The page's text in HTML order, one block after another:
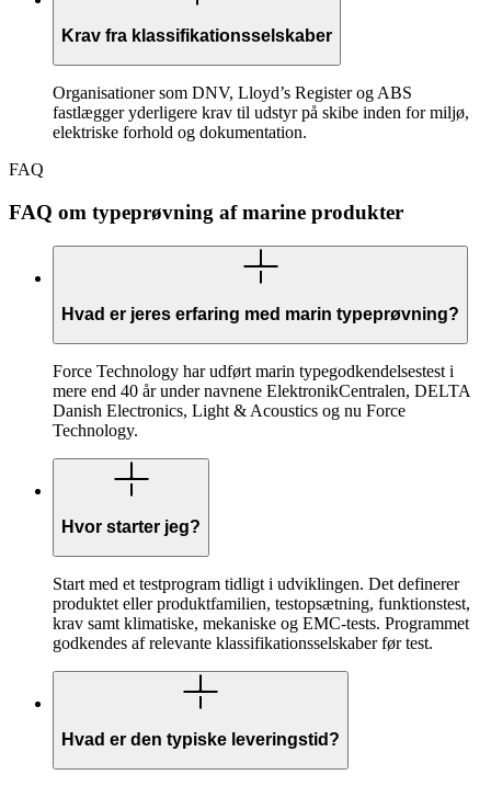
Krav fra klassifikationsselskaber
Organisationer som DNV, Lloyd’s Register og ABS
fastlægger yderligere krav til udstyr på skibe inden for miljø,
elektriske forhold og dokumentation.
FAQ
FAQ om typeprøvning af marine produkter
Hvad er jeres erfaring med marin typeprøvning?
Force Technology har udført marin typegodkendelsestest i
mere end 40 år under navnene ElektronikCentralen, DELTA
Danish Electronics, Light & Acoustics og nu Force
Technology.
Hvor starter jeg?
Start med et testprogram tidligt i udviklingen. Det definerer
produktet eller produktfamilien, testopsætning, funktionstest,
krav samt klimatiske, mekaniske og EMC-tests. Programmet
godkendes af relevante klassifikationsselskaber før test.
Hvad er den typiske leveringstid?